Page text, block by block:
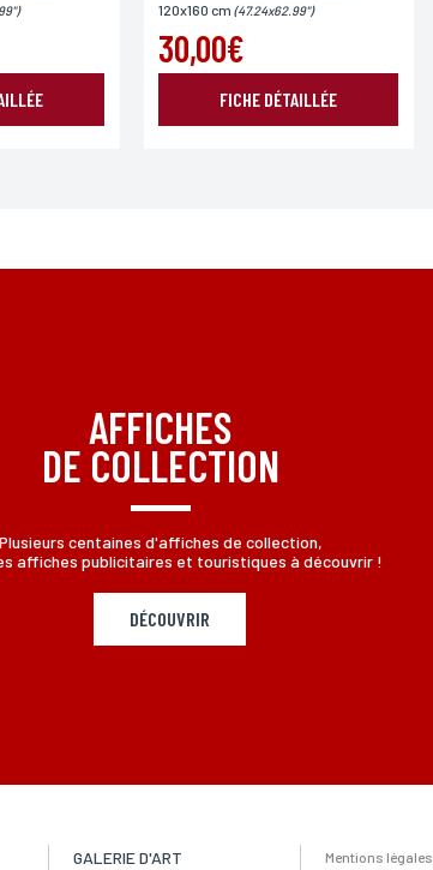
Europe Monde
120x160 cm (47.24x62.99")
30,00€
FICHE DÉTAILLÉE
AFFICHES
DE COLLECTION
Plusieurs centaines d'affiches de collection,
affiches publicitaires et touristiques à découvrir !
DÉCOUVRIR
GALERIE D'ART Mentions légales